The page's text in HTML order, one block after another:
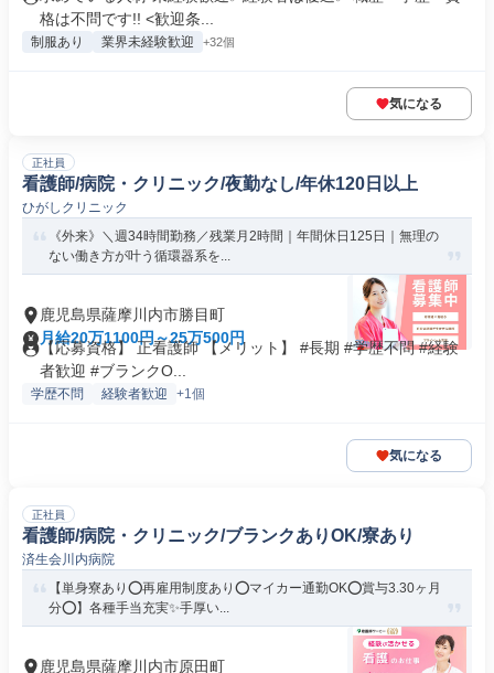
格は不問です!! <歓迎条...
制服あり 業界未経験歓迎 +32個
気になる
正社員
看護師/病院・クリニック/夜勤なし/年休120日以上
ひがしクリニック
《外来》＼週34時間勤務／残業月2時間｜年間休日125日｜無理の
ない働き方が叶う循環器系を...
鹿児島県薩摩川内市勝目町
月給20万1100円～25万500円
【応募資格】 正看護師 【メリット】 #長期 #学歴不問 #経験
者歓迎 #ブランクO...
学歴不問 経験者歓迎 +1個
気になる
正社員
看護師/病院・クリニック/ブランクありOK/寮あり
済生会川内病院
【単身寮あり⭕再雇用制度あり⭕マイカー通勤OK⭕賞与3.30ヶ月
分⭕】各種手当充実✨手厚い...
鹿児島県薩摩川内市原田町